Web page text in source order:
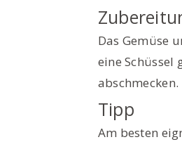
Das Gemüse
eine Schüssel
abschmecken.
Tipp
Am besten